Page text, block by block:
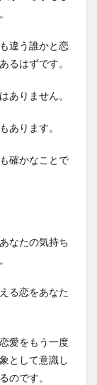
違う誰かと恋
るはずです。
ありません。
あります。
確かなことで
なたの気持ち
る恋をあなた
愛をもう一度
として意識し
のです。